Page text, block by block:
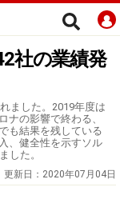
社の業績発
ました。2019年度は
ナの影響で終わる、
も結果を残している
、健全性を示すソル
した。
更新日： 2020年07月04日